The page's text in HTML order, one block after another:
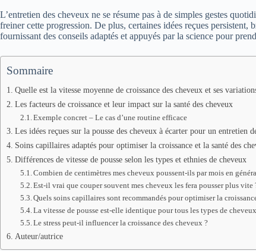
L’entretien des cheveux ne se résume pas à de simples gestes
freiner cette progression. De plus, certaines idées reçues
fournissant des conseils adaptés et appuyés par la science pour
Sommaire
Quelle est la vitesse moyenne de croissance des cheveux et ses
Les facteurs de croissance et leur impact sur la santé des cheveux
Exemple concret – Le cas d’une routine efficace
Les idées reçues sur la pousse des cheveux à écarter pour un entretien
Soins capillaires adaptés pour optimiser la croissance et la santé des
Différences de vitesse de pousse selon les types et ethnies de cheveux
Combien de centimètres mes cheveux poussent-ils par mois en
Est-il vrai que couper souvent mes cheveux les fera pousser plus vite
Quels soins capillaires sont recommandés pour optimiser la
La vitesse de pousse est-elle identique pour tous les types de
Le stress peut-il influencer la croissance des cheveux ?
Auteur/autrice